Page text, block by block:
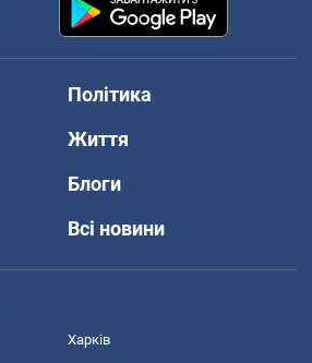
Політика
Життя
Блоги
Всі новини
Харків